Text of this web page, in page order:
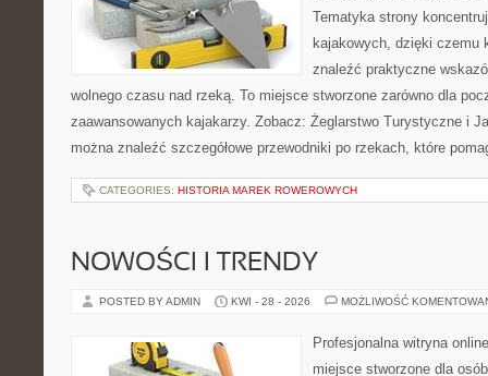
Tematyka strony
kajakowych, dzięki czemu
znaleźć praktyczne
wolnego czasu nad rzeką. To miejsce stworzone zarówno dla
zaawansowanych kajakarzy. Zobacz: Żeglarstwo Turystyczne i
można znaleźć szczegółowe przewodniki po rzekach, które
CATEGORIES: HISTORIA MAREK ROWEROWYCH
NOWOŚCI I TRENDY
POSTED BY ADMIN KWI - 28 - 2026 MOŻLIWOŚĆ
Profesjonalna witryna
miejsce stworzone dla